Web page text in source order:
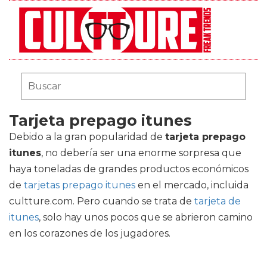
Tarjeta prepago itunes
Debido a la gran popularidad de tarjeta prepago
itunes, no debería ser una enorme sorpresa que
haya toneladas de grandes productos económicos
de tarjetas prepago itunes en el mercado, incluida
cultture.com. Pero cuando se trata de tarjeta de
itunes, solo hay unos pocos que se abrieron camino
en los corazones de los jugadores.